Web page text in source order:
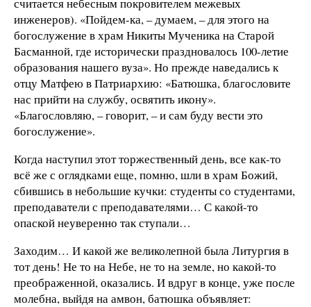
инженеров). «Пойдем-ка, – думаем, – для этого на
богослужение в храм Никиты Мученика на Старой
Басманной, где исторически праздновалось 100-летие
образования нашего вуза». Но прежде наведались к
отцу Матфею в Патриархию: «Батюшка, благословите
нас прийти на службу, освятить икону».
«Благословляю, – говорит, – и сам буду вести это
богослужение».
Когда наступил этот торжественный день, все как-то
всё же с оглядками еще, помню, шли в храм Божий,
сбившись в небольшие кучки: студенты со студентами,
преподаватели с преподавателями… С какой-то
опаской неуверенно так ступали…
Заходим… И какой же великолепной была Литургия в
тот день! Не то на Небе, не то на земле, но какой-то
преображенной, оказались. И вдруг в конце, уже после
молебна, выйдя на амвон, батюшка объявляет: